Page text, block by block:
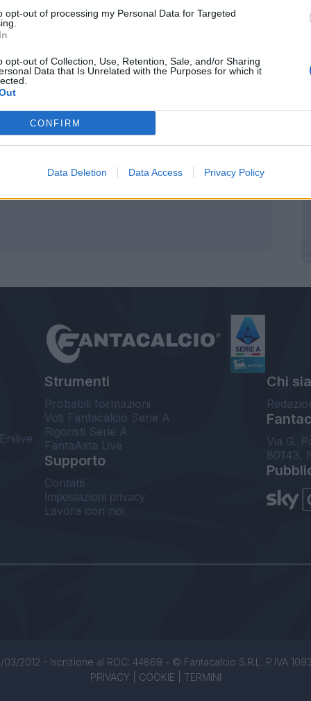
opt-out of processing my Personal Data for Targeted
opt-out of Collection, Use, Retention, Sale, and/or Sharing
Data that Is Unrelated with the Purposes for which it
CONFIRM
Data Deletion Data Access Privacy Policy
Strumenti
Probabili formazioni
Voti Fantacalcio Serie A
Rigoristi Serie A
FantaAsta Live
Supporto
Contatti
Impostazioni privacy
Lavora con noi
Chi
Via G.
80143,
2012 - Iscrizione al ROC: 44869 - © Fantacalcio S.R.L. P.IVA
PRIVACY| COOKIE TERMINI